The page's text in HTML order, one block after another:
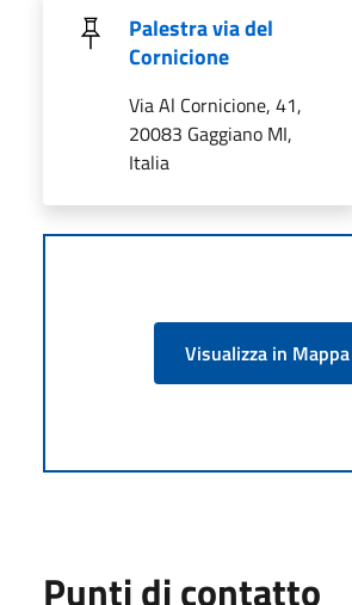
Palestra via del
Cornicione
Via Al Cornicione, 41,
20083 Gaggiano MI,
Italia
Visualizza in Mappa
Punti di contatto